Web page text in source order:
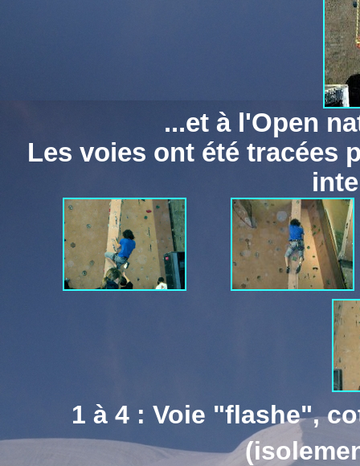
...et à l'Open
Les voies ont été tracées
1 à 4 : Voie "flashe",